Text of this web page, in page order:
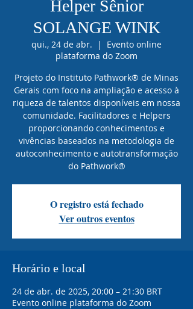
Helper Sênior
SOLANGE WINK
qui., 24 de abr.
  |
Evento online
plataforma do Zoom
Projeto do Instituto Pathwork® de Minas
Gerais com foco na ampliação e acesso à
riqueza de talentos disponíveis em nossa
comunidade. Facilitadores e Helpers
proporcionando conhecimentos e
vivências baseados na metodologia de
autoconhecimento e autotransformação
do Pathwork®
O registro está fechado
Ver outros eventos
Horário e local
24 de abr. de 2025, 20:00 – 21:30 BRT
Evento online plataforma do Zoom